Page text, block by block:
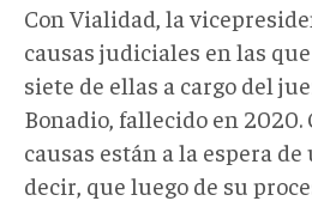
Con Vialidad, la
causas judiciales en las que
siete de ellas a cargo del
Bonadio, fallecido en 2020.
causas están a la espera
decir, que luego de su